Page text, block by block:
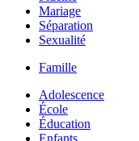
Mariage
Séparation
Sexualité
Famille
Adolescence
École
Éducation
Enfants